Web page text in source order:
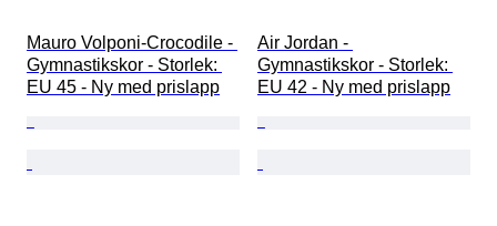
Mauro Volponi-Crocodile -
Gymnastikskor - Storlek:
EU 45 - Ny med prislapp
Air Jordan -
Gymnastikskor - Storlek:
EU 42 - Ny med prislapp